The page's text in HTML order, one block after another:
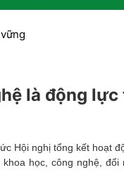
là động
Hội nghị tổng kết hoạt
học, công nghệ,